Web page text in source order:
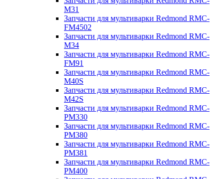
M31
Запчасти для мультиварки Redmond RMC-
FM4502
Запчасти для мультиварки Redmond RMC-
M34
Запчасти для мультиварки Redmond RMC-
FM91
Запчасти для мультиварки Redmond RMC-
M40S
Запчасти для мультиварки Redmond RMC-
M42S
Запчасти для мультиварки Redmond RMC-
PM330
Запчасти для мультиварки Redmond RMC-
PM380
Запчасти для мультиварки Redmond RMC-
PM381
Запчасти для мультиварки Redmond RMC-
PM400